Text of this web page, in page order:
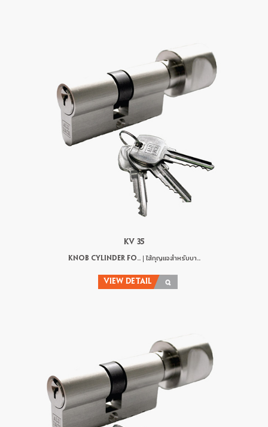
KV 35
KNOB CYLINDER FO.. | ไส้กุญแจสำหรับบา..
VIEW DETAIL